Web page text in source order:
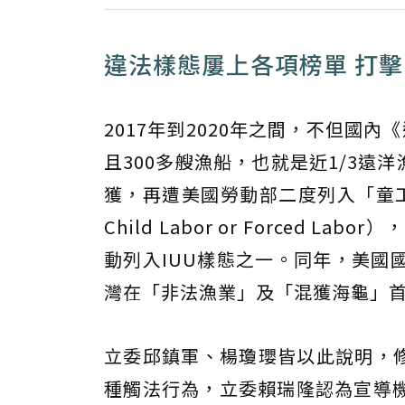
違法樣態屢上各項榜單 打
2017年到2020年之間，不但國內
且300多艘漁船，也就是近1/3遠
獲，再遭美國勞動部二度列入「
Child Labor or Forced Labor）
動列入IUU樣態之一。同年，美國
灣在「非法漁業」及「混獲海龜」
立委邱鎮軍、楊瓊瓔皆以此說明
種觸法行為，立委賴瑞隆認為宣導